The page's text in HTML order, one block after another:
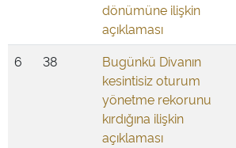
dönümüne ilişkin
açıklaması
6 38
Bugünkü Divanın
kesintisiz oturum
yönetme rekorunu
kırdığına ilişkin
açıklaması